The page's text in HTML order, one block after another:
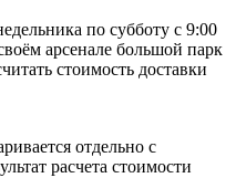
по субботу с 9:00
арсенале большой парк
стоимость доставки
отдельно с
расчета стоимости